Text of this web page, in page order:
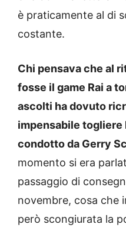
è praticamente al di
costante.
Chi pensava che al
fosse il game Rai a
ascolti ha dovuto
impensabile
condotto da Gerry
momento si era
passaggio di
novembre, cosa che
però scongiurata la